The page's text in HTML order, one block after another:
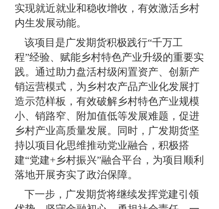
实现就近就业和稳收增收，有效激活乡村
内生发展动能。
该项目是广发期货积极践行“千万工
程”经验、赋能乡村特色产业升级的重要实
践。通过助力盘活村级闲置资产、创新产
销运营模式，为乡村农产品产业化发展打
造示范样板，有效破解乡村特色产业规模
小、销路窄、附加值低等发展难题， 促进
乡村产业高质量发展。
同时， 广发期货坚
持以项目化思维推动党业融合， 积极搭
建“党建+乡村振兴”融合平台 ，为项目顺利
落地开展夯实了政治保障。
下一步，广发期货将继续发挥党建引领